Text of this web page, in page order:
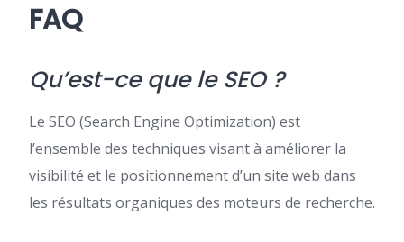
FAQ
Qu’est-ce que le SEO ?
Le SEO (Search Engine Optimization) est
l’ensemble des techniques visant à améliorer la
visibilité et le positionnement d’un site web dans
les résultats organiques des moteurs de recherche.